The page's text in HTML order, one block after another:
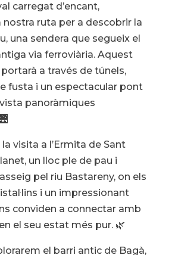
carregat d’encant,
ruta per a descobrir la
una sendera que segueix el
via ferroviària. Aquest
a través de túnels,
fusta i un espectacular pont
panoràmiques
visita a l’Ermita de Sant
un lloc ple de pau i
pel riu Bastareny, on els
i un impressionant
conviden a connectar amb
el seu estat més pur. 🌿
el barri antic de Bagà,